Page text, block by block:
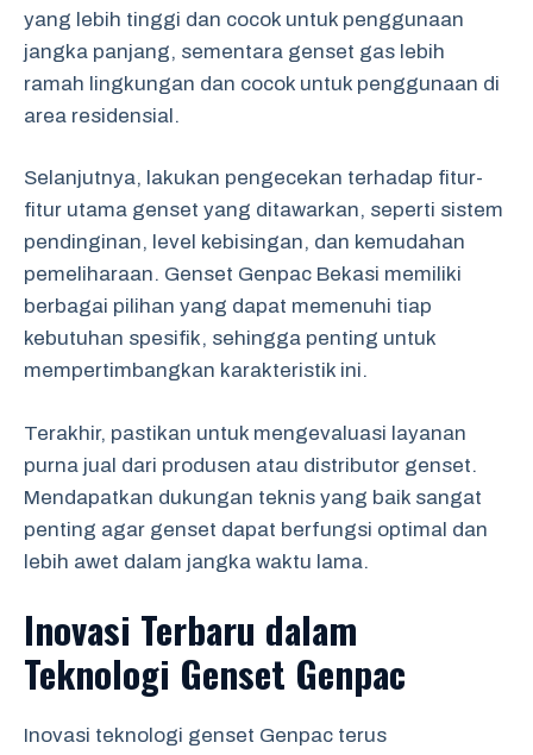
yang lebih tinggi dan cocok untuk penggunaan
jangka panjang, sementara genset gas lebih
ramah lingkungan dan cocok untuk penggunaan di
area residensial.
Selanjutnya, lakukan pengecekan terhadap fitur-
fitur utama genset yang ditawarkan, seperti sistem
pendinginan, level kebisingan, dan kemudahan
pemeliharaan. Genset Genpac Bekasi memiliki
berbagai pilihan yang dapat memenuhi tiap
kebutuhan spesifik, sehingga penting untuk
mempertimbangkan karakteristik ini.
Terakhir, pastikan untuk mengevaluasi layanan
purna jual dari produsen atau distributor genset.
Mendapatkan dukungan teknis yang baik sangat
penting agar genset dapat berfungsi optimal dan
lebih awet dalam jangka waktu lama.
Inovasi Terbaru dalam
Teknologi Genset Genpac
Inovasi teknologi genset Genpac terus